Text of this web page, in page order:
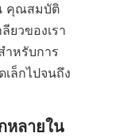
คุณสมบัติ
ยวของเรา
ำหรับการ
ล็กไปจนถึง
หลายใน